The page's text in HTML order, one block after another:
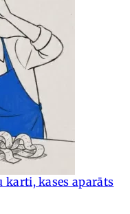
karti, kases aparāts